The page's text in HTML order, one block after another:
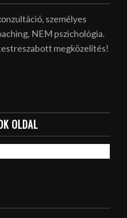
személyes
NEM pszichológia.
megközelítés!
OLDAL